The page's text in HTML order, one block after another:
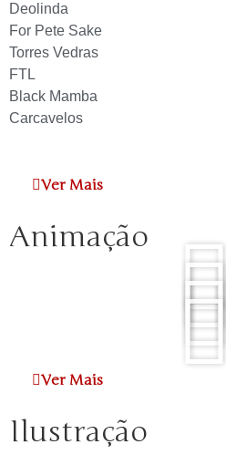
Deolinda
For Pete Sake
Torres Vedras
FTL
Black Mamba
Carcavelos
Ver Mais
Animação
Ver Mais
Ilustração